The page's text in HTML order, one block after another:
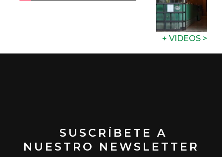
+ VIDEOS >
SUSCRÍBETE A
NUESTRO NEWSLETTER